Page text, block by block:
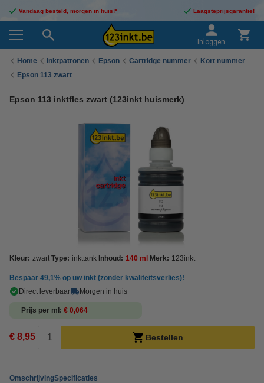
Vandaag besteld, morgen in huis!* Laagsteprijsgarantie!
Inloggen
Home Inktpatronen Epson Cartridge nummer
Kort nummer
Epson 113 zwart
Epson 113 inktfles zwart (123inkt huismerk)
Kleur: zwart Type: inkttank Inhoud: 140 ml Merk: 123inkt
Bespaar 49,1% op uw inkt (zonder kwaliteitsverlies)!
Direct leverbaar
Morgen in huis
Prijs per ml € 0,064
€ 8,95 Bestellen
OmschrijvingSpecificaties